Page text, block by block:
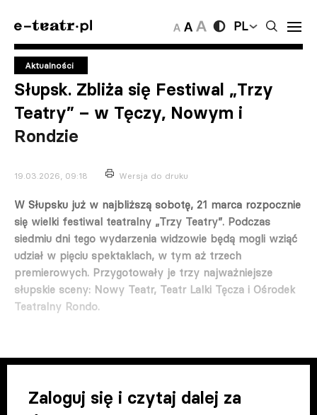
PL
Aktualności
Słupsk. Zbliża się Festiwal „Trzy
Teatry” – w Tęczy, Nowym i
Rondzie
19.03.2026, 09:18 Wersja do druku
W Słupsku już w najbliższą sobotę, 21 marca rozpocznie
się wielki festiwal teatralny „Trzy Teatry”. Podczas
siedmiu dni tego wydarzenia widzowie będą mogli wziąć
udział w pięciu spektaklach, w tym aż trzech
premierowych. Przygotowały je trzy najważniejsze
słupskie sceny: Nowy Teatr, Teatr Lalki Tęcza i Ośrodek
Teatralny Rondo.
Zaloguj się i czytaj dalej za